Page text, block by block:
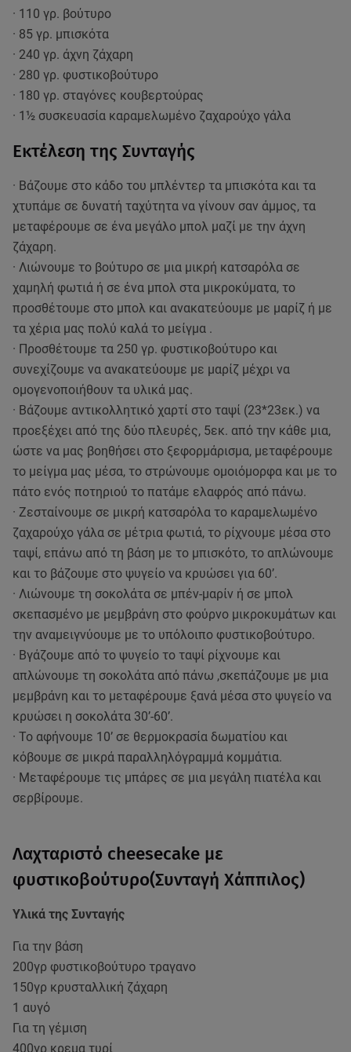
· 110 γρ. βούτυρο
· 85 γρ. μπισκότα
· 240 γρ. άχνη ζάχαρη
· 280 γρ. φυστικοβούτυρο
· 180 γρ. σταγόνες κουβερτούρας
· 1½ συσκευασία καραμελωμένο ζαχαρούχο γάλα
Εκτέλεση της Συνταγής
· Βάζουμε στο κάδο του μπλέντερ τα μπισκότα και τα
χτυπάμε σε δυνατή ταχύτητα να γίνουν σαν άμμος, τα
μεταφέρουμε σε ένα μεγάλο μπολ μαζί με την άχνη
ζάχαρη.
· Λιώνουμε το βούτυρο σε μια μικρή κατσαρόλα σε
χαμηλή φωτιά ή σε ένα μπολ στα μικροκύματα, το
προσθέτουμε στο μπολ και ανακατεύουμε με μαρίζ ή με
τα χέρια μας πολύ καλά το μείγμα .
· Προσθέτουμε τα 250 γρ. φυστικοβούτυρο και
συνεχίζουμε να ανακατεύουμε με μαρίζ μέχρι να
ομογενοποιήθουν τα υλικά μας.
· Βάζουμε αντικολλητικό χαρτί στο ταψί (23*23εκ.) να
προεξέχει από της δύο πλευρές, 5εκ. από την κάθε μια,
ώστε να μας βοηθήσει στο ξεφορμάρισμα, μεταφέρουμε
το μείγμα μας μέσα, το στρώνουμε ομοιόμορφα και με το
πάτο ενός ποτηριού το πατάμε ελαφρός από πάνω.
· Ζεσταίνουμε σε μικρή κατσαρόλα το καραμελωμένο
ζαχαρούχο γάλα σε μέτρια φωτιά, το ρίχνουμε μέσα στο
ταψί, επάνω από τη βάση με το μπισκότο, το απλώνουμε
και το βάζουμε στο ψυγείο να κρυώσει για 60’.
· Λιώνουμε τη σοκολάτα σε μπέν-μαρίν ή σε μπολ
σκεπασμένο με μεμβράνη στο φούρνο μικροκυμάτων και
την αναμειγνύουμε με το υπόλοιπο φυστικοβούτυρο.
· Βγάζουμε από το ψυγείο το ταψί ρίχνουμε και
απλώνουμε τη σοκολάτα από πάνω ,σκεπάζουμε με μια
μεμβράνη και το μεταφέρουμε ξανά μέσα στο ψυγείο να
κρυώσει η σοκολάτα 30’-60’.
· Το αφήνουμε 10’ σε θερμοκρασία δωματίου και
κόβουμε σε μικρά παραλληλόγραμμά κομμάτια.
· Μεταφέρουμε τις μπάρες σε μια μεγάλη πιατέλα και
σερβίρουμε.
Λαχταριστό cheesecake με
φυστικοβούτυρο(Συνταγή Χάππιλος)
Υλικά της Συνταγής
Για την βάση
200γρ φυστικοβούτυρο τραγανο
150γρ κρυσταλλική ζάχαρη
1 αυγό
Για τη γέμιση
400γρ κρεμα τυρί